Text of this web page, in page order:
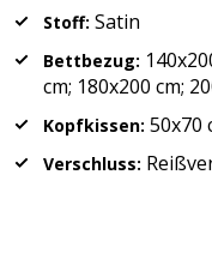
Stoff: Satin
Bettbezug:
cm; 180x200 cm;
Kopfkissen: 50x70
Verschluss: